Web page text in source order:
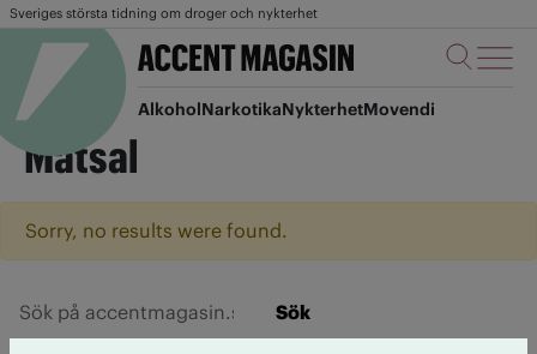
Sveriges största tidning om droger och nykterhet
AlkoholNarkotikaNykterhetMovendi
Matsal
Sorry, no results were found.
Sök